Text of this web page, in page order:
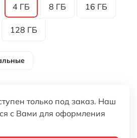
4 ГБ 8 ГБ 16 ГБ
128 ГБ
только под заказ. Наш
с Вами для оформления